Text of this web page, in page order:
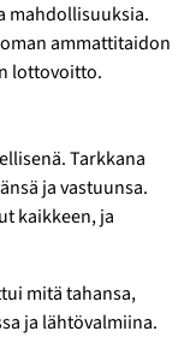
mahdollisuuksia.
ammattitaidon
lottovoitto.
Tarkkana
ja vastuunsa.
kaikkeen, ja
mitä tahansa,
ja lähtövalmiina.